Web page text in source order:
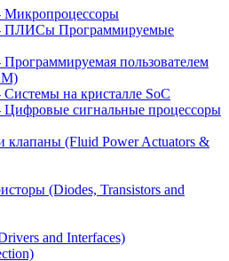
Микропроцессоры
ПЛИСы Программируемые
пользователем
на кристалле SoC
сигнальные процессоры
(Fluid Power Actuators &
(Diodes, Transistors and
and Interfaces)